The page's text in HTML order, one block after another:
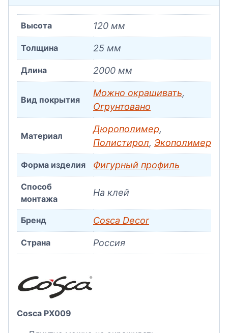
Высота 120 мм
Толщина 25 мм
Длина 2000 мм
Вид покрытия
Можно окрашивать,
Огрунтовано
Материал
Дюрополимер,
Полистирол, Экополимер
Форма изделия Фигурный профиль
Способ
монтажа
На клей
Бренд Cosca Decor
Страна Россия
Cosca PX009